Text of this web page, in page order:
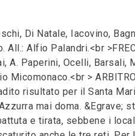
Di Natale, Iacovino,
All.: Alfio Palandri.<br
A. Paperini, Ocelli, Barsali,
Micomonaco.<br >
risultato per il Santa
mai doma. &Egrave;
e tirata, sebbene i